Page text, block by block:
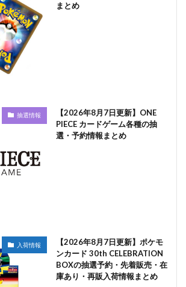
まとめ
抽選情報
【2026年8月7日更新】ONE
PIECE カードゲーム各種の抽
選・予約情報まとめ
入荷情報
【2026年8月7日更新】ポケモ
ンカード 30th CELEBRATION
BOXの抽選予約・先着販売・在
庫あり・再販入荷情報まとめ